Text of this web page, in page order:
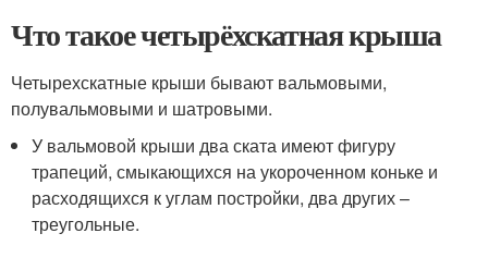
Что такое четырёхскатная крыша
Четырехскатные крыши бывают вальмовыми,
полувальмовыми и шатровыми.
У вальмовой крыши два ската имеют фигуру
трапеций, смыкающихся на укороченном коньке и
расходящихся к углам постройки, два других –
треугольные.